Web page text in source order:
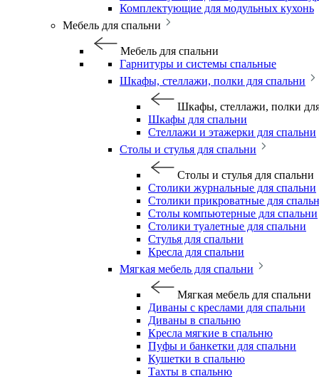
Комплектующие для модульных кухонь
Мебель для спальни
Мебель для спальни
Гарнитуры и системы спальные
Шкафы, стеллажи, полки для спальни
Шкафы, стеллажи, полки
Шкафы для спальни
Стеллажи и этажерки для спальни
Столы и стулья для спальни
Столы и стулья для спальни
Столики журнальные для спальни
Столики прикроватные для
Столы компьютерные для спальни
Столики туалетные для спальни
Стулья для спальни
Кресла для спальни
Мягкая мебель для спальни
Мягкая мебель для спальни
Диваны с креслами для спальни
Диваны в спальню
Кресла мягкие в спальню
Пуфы и банкетки для спальни
Кушетки в спальню
Тахты в спальню